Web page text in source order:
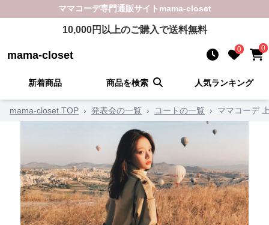
ママコーデ専門通販サイト mama-closet
10,000円以上のご購入で送料無料
mama-closet 0 0
新着商品 商品を検索 人気ランキング
mama-closet TOP › 発表会の一覧 › コートの一覧 › ママコーデ